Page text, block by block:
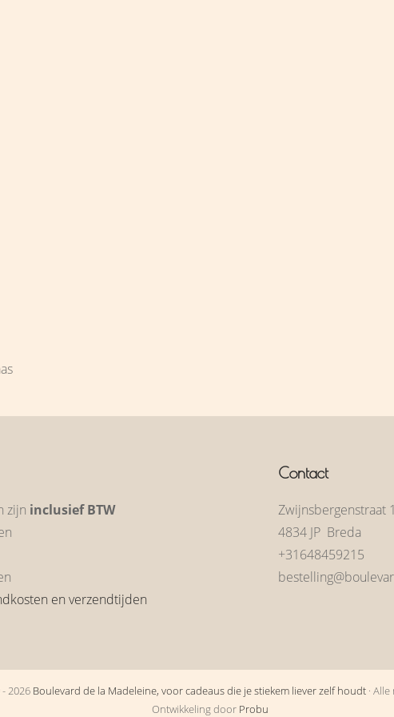
zijn inclusief BTW
en verzendtijden
Contact
Zwijnsbergenstraat
4834 JP Breda
+31648459215
2026 Boulevard de la Madeleine, voor cadeaus die je stiekem liever zelf houdt ·
Ontwikkeling door Probu